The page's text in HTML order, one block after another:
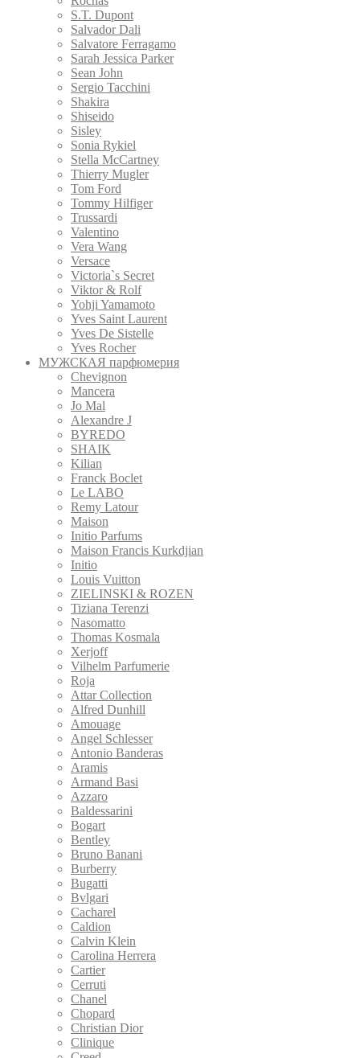
S.T. Dupont
Salvador Dali
Salvatore Ferragamo
Sarah Jessica Parker
Sean John
Sergio Tacchini
Shakira
Shiseido
Sisley
Sonia Rykiel
Stella McCartney
Thierry Mugler
Tom Ford
Tommy Hilfiger
Trussardi
Valentino
Vera Wang
Versace
Victoria`s Secret
Viktor & Rolf
Yohji Yamamoto
Yves Saint Laurent
Yves De Sistelle
Yves Rocher
МУЖСКАЯ парфюмерия
Chevignon
Mancera
Jo Mal
Alexandre J
BYREDO
SHAIK
Kilian
Franck Boclet
Le LABO
Remy Latour
Maison
Initio Parfums
Maison Francis Kurkdjian
Initio
Louis Vuitton
ZIELINSKI & ROZEN
Tiziana Terenzi
Nasomatto
Thomas Kosmala
Xerjoff
Vilhelm Parfumerie
Roja
Attar Collection
Alfred Dunhill
Amouage
Angel Schlesser
Antonio Banderas
Aramis
Armand Basi
Azzaro
Baldessarini
Bogart
Bentley
Bruno Banani
Burberry
Bugatti
Bvlgari
Cacharel
Caldion
Calvin Klein
Carolina Herrera
Cartier
Cerruti
Chanel
Chopard
Christian Dior
Clinique